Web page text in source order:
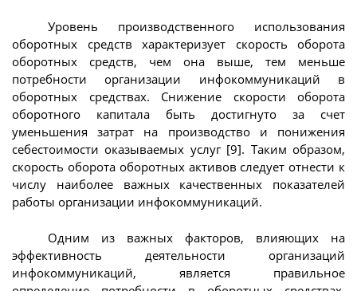
Уровень производственного использования
оборотных средств характеризует скорость оборота
оборотных средств, чем она выше, тем меньше
потребности организации инфокоммуникаций в
оборотных средствах. Снижение скорости оборота
оборотного капитала быть достигнуто за счет
уменьшения затрат на производство и понижения
себестоимости оказываемых услуг [9]. Таким образом,
скорость оборота оборотных активов следует отнести к
числу наиболее важных качественных показателей
работы организации инфокоммуникаций.
Одним из важных факторов, влияющих на
эффективность деятельности организаций
инфокоммуникаций, является правильное